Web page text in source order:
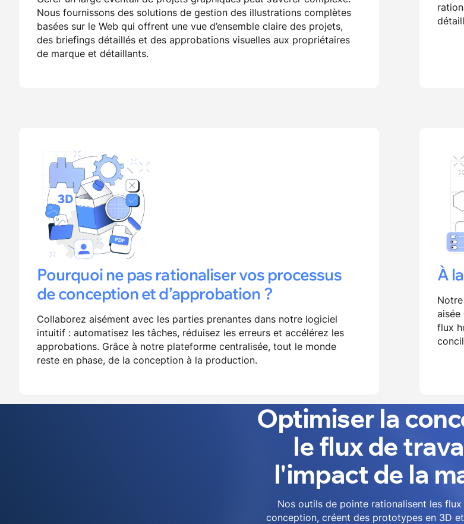
Nous fournissons des solutions de gestion des illustrations complètes
basées sur le Web qui offrent une vue d’ensemble claire des projets,
des briefings détaillés et des approbations visuelles aux propriétaires
de marque et détaillants.
Pourquoi ne pas rationaliser vos processus
de conception et d’approbation ?
Collaborez aisément avec les parties prenantes dans notre logiciel
intuitif : automatisez les tâches, réduisez les erreurs et accélérez les
approbations. Grâce à notre plateforme centralisée, tout le monde
reste en phase, de la conception à la production.
À
aisée
flux
Optimiser la
le flux de
l'impact de la
Nos outils de pointe rationalisent les
conception, créent des prototypes en 3D